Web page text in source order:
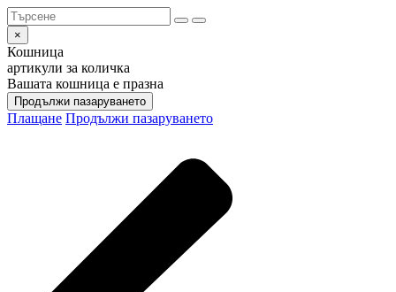
×
Кошница
артикули за количка
Вашата кошница е празна
Продължи пазаруването
Плащане Продължи пазаруването